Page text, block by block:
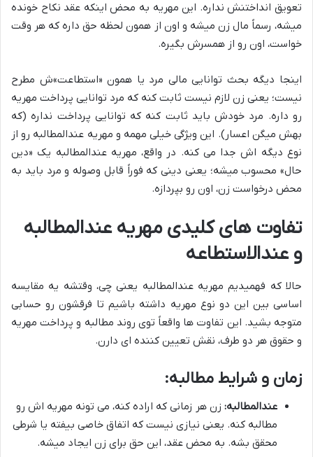
تعویق انداختنش نداره. این مهریه به محض اینکه عقد نکاح خونده
میشه، رسماً مال زن میشه و اون از همون لحظه حق داره که هر وقت
خواست، اون رو از همسرش بگیره.
اینجا دیگه بحث توانایی مالی مرد یا همون «استطاعت»ش مطرح
نیست؛ یعنی زن لازم نیست ثابت کنه که مرد توانایی پرداخت مهریه
رو داره. مرد خودش باید ثابت کنه که توانایی پرداخت نداره (که
بهش میگن اعسار). این ویژگی خیلی مهمه و مهریه عندالمطالبه رو از
نوع دیگه اش جدا می کنه. در واقع، مهریه عندالمطالبه یک «دین
حال» محسوب میشه؛ یعنی دینی که فوراً قابل وصوله و مرد باید به
محض درخواست زن، اون رو بپردازه.
تفاوت های کلیدی مهریه عندالمطالبه
و عندالاستطاعه
حالا که فهمیدیم مهریه عندالمطالبه یعنی چی، وقتشه یه مقایسه
اساسی بین این دو نوع مهریه داشته باشیم تا فرقشون رو حسابی
متوجه بشید. این تفاوت ها واقعاً توی روند مطالبه و پرداخت مهریه
و حقوق هر دو طرف، نقش تعیین کننده ای دارن.
زمان و شرایط مطالبه:
عندالمطالبه: زن هر زمانی که اراده کنه، می تونه مهریه اش رو
مطالبه کنه. یعنی نیازی نیست که اتفاق خاصی بیفته یا شرطی
محقق بشه. به محض عقد، این حق برای زن ایجاد میشه.